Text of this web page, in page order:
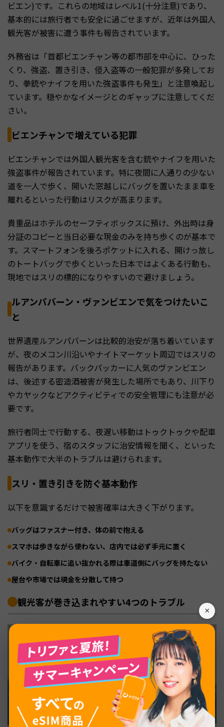
×
ビエン)です。これらの地域はレベル1(十分注意)であり、
基本的には旅行者でも安全に過ごせますが、近年は外国人
観光客が被害に遭う事件も報告されています。
外務省は「首都ビエンチャン等の都市部を中心に、ひった
くり、強盗、置き引き、侵入盗等の一般犯罪が多発してお
り、拳銃やナイフを用いた強盗事件も発生」と注意喚起し
ています。穏やかなイメージとのギャップに注意してくだ
さい。
ビエンチャンで増えている犯罪
ビエンチャンでは外国人観光客を含む銃やナイフを用いた
強盗事件が報告されています。特に夜間に人通りの少ない
道を一人で歩く、開いた窓越しにバッグを置いたまま車を
離れるといった行動はリスクが高まります。
貴重品はホテルのセーフティボックスに預け、外出時は身
分証のコピーと当日必要な現金のみを持ち歩くのが基本で
す。スマートフォンを後ろポケットに入れる、開けっ放し
のトートバッグで歩くといった日本ではよくある行動も、
現地ではスリの標的になりやすいので避けましょう。
ルアンパバーン・ヴァンビエンで気をつけたいこ
と
世界遺産ルアンパバーンは比較的治安が落ち着いています
が、夜のメコン川沿いやナイトマーケット周辺ではスリの
報告があります。バックパッカーに人気のヴァンビエン
は、後述する密造酒被害が発生した場所でもあり、川下り
やカヤックなどアクティビティでの安全管理にも注意が必
要です。
旅行者同士で行動する、夜遅い移動はトゥクトゥクや配車
アプリを使う、宿のスタッフに治安情報を聞く、といった
基本動作で大半のトラブルは避けられます。
スリ・置き引きを防ぐ基本動作
以下を意識するだけで被害確率は大きく下がります。
バッグはファスナー付き、体の前で抱える
スマホは歩きながら使わない、店内では必ず手元に置く
バイク・自転車に追い抜かれる際は車道側にバッグを持たない
屋台や市場では現金を分散して持つ
観光客が巻き込まれやすい4つのトラブル